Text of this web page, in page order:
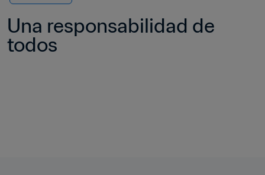
Una responsabilidad de
todos